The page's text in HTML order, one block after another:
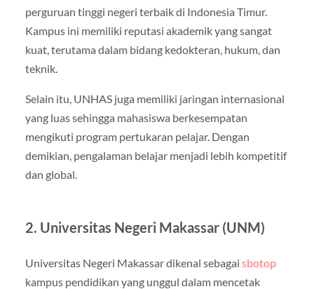
perguruan tinggi negeri terbaik di Indonesia Timur.
Kampus ini memiliki reputasi akademik yang sangat
kuat, terutama dalam bidang kedokteran, hukum, dan
teknik.
Selain itu, UNHAS juga memiliki jaringan internasional
yang luas sehingga mahasiswa berkesempatan
mengikuti program pertukaran pelajar. Dengan
demikian, pengalaman belajar menjadi lebih kompetitif
dan global.
2. Universitas Negeri Makassar (UNM)
Universitas Negeri Makassardikenal sebagai sbotop
kampus pendidikan yang unggul dalam mencetak